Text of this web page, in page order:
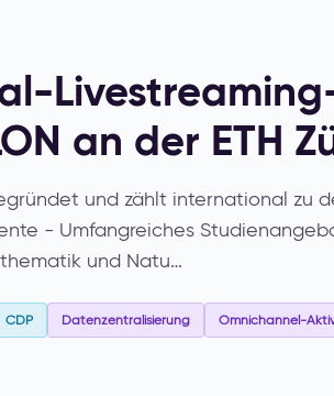
an der ETH
und zählt international zu
- Umfangreiches
und Natu…
CDP Datenzentralisierung Omnichannel-